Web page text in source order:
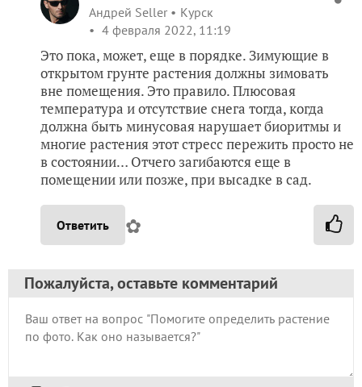
Андрей Seller
Курск
4 февраля 2022, 11:19
Это пока, может, еще в порядке. Зимующие в
открытом грунте растения должны зимовать
вне помещения. Это правило. Плюсовая
температура и отсутствие снега тогда, когда
должна быть минусовая нарушает биоритмы и
многие растения этот стресс пережить просто не
в состоянии… Отчего загибаются еще в
помещении или позже, при высадке в сад.
Ответить ✿
Пожалуйста, оставьте комментарий